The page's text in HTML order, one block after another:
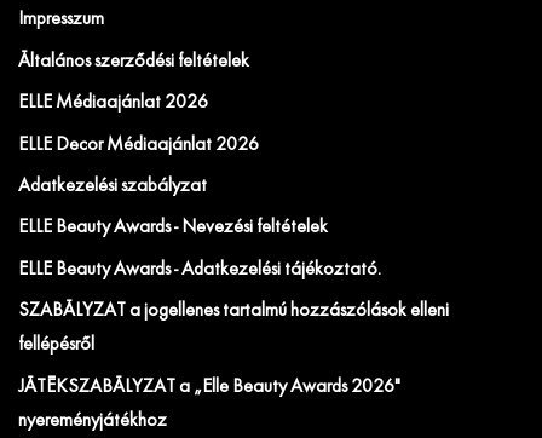
Impresszum
Általános szerződési feltételek
ELLE Médiaajánlat 2026
ELLE Decor Médiaajánlat 2026
Adatkezelési szabályzat
ELLE Beauty Awards - Nevezési feltételek
ELLE Beauty Awards - Adatkezelési tájékoztató.
SZABÁLYZAT a jogellenes tartalmú hozzászólások elleni
fellépésről
JÁTÉKSZABÁLYZAT a „Elle Beauty Awards 2026"
nyereményjátékhoz